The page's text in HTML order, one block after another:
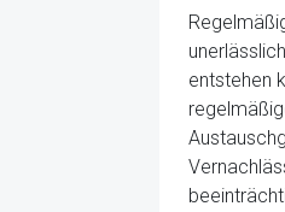
entstehen